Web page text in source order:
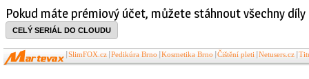
Pokud máte prémiový účet, můžete stáhnout všechny díly
CELÝ SERIÁL DO CLOUDU
SlimFOX.cz Pedikúra Brno Kosmetika Brno Čištění pleti Netusers.cz